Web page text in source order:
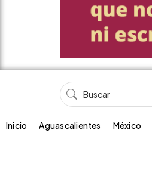
Inicio Aguascalientes México